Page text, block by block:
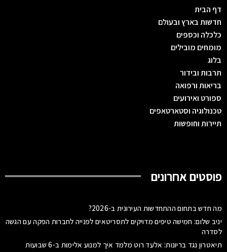
דף הבית
חדשות בארץ ובעולם
כלכלה וכספים
מומחים מובילים
בלוג
תרבות ובידור
בריאות ורפואה
ספורט ואירועים
טכנולוגיה וסטארטאפים
תיירות וחופשות
פוסטים אחרונים
מה חדש בתחום ההתחדשות העירונית ב-2026?
יניב שלום: חמישה טיפים מדויקים לתסריטאים לפנייה לחברות הפקה עם הגשה
לסדרה
תיאטרון נגד בריונות: אלעד רוט מלמד איך למנוע אלימות ב-6 שבועות